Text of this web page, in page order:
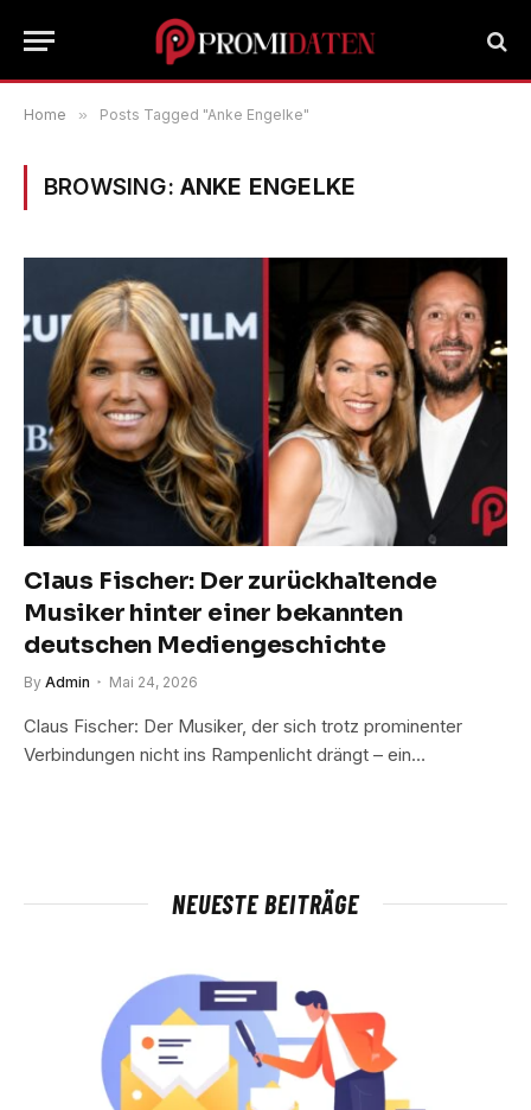
Home » Posts Tagged "Anke Engelke"
BROWSING: ANKE ENGELKE
Claus Fischer: Der zurückhaltende
Musiker hinter einer bekannten
deutschen Mediengeschichte
By Admin Mai 24, 2026
Claus Fischer: Der Musiker, der sich trotz prominenter
Verbindungen nicht ins Rampenlicht drängt – ein…
NEUESTE BEITRÄGE